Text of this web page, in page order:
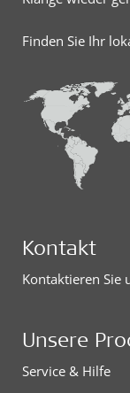
Finden Sie Ihr
Kontakt
Kontaktieren Sie
Unsere
Service & Hilfe